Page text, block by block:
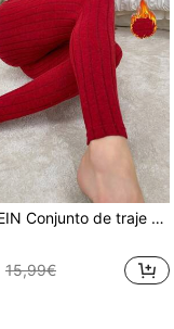
traje de mujer con cuello en V de piel de melocotón y encaje en contraste, para otoño/invierno
15,99€